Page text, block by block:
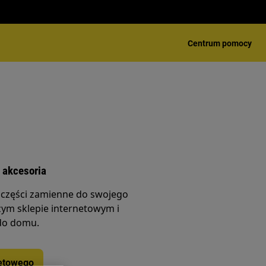
Centrum pomocy
zamienne do swojego
sklepie internetowym i
domu.